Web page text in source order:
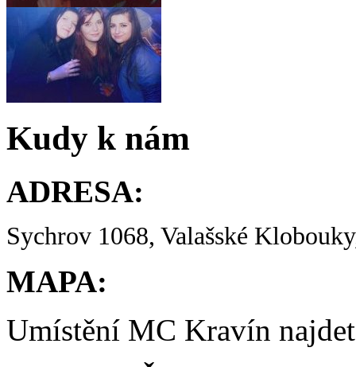
Kudy k nám
ADRESA:
Sychrov 1068, Valašské
MAPA:
Umístění MC Kravín